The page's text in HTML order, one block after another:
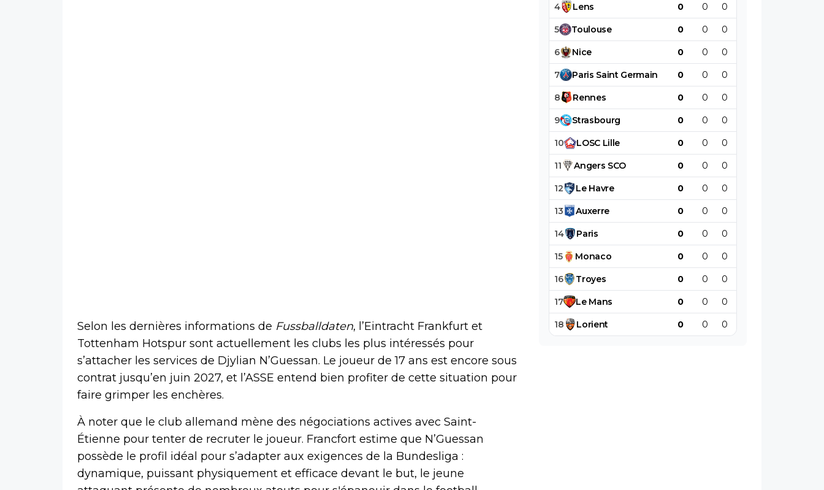
Selon les dernières informations de Fussballdaten, l’Eintracht Frankfurt et
Tottenham Hotspur sont actuellement les clubs les plus intéressés pour
s’attacher les services de Djylian N’Guessan. Le joueur de 17 ans est encore sous
contrat jusqu’en juin 2027, et l’ASSE entend bien profiter de cette situation pour
faire grimper les enchères.
À noter que le club allemand mène des négociations actives avec Saint-
Étienne pour tenter de recruter le joueur. Francfort estime que N’Guessan
possède le profil idéal pour s’adapter aux exigences de la Bundesliga :
dynamique, puissant physiquement et efficace devant le but, le jeune
4 Lens 0 0 0
5 Toulouse 0 0 0
6 Nice 0 0 0
7 Paris Saint Germain 0 0 0
8 Rennes 0 0 0
9 Strasbourg 0 0 0
10 LOSC Lille 0 0 0
11 Angers SCO 0 0 0
12 Le Havre 0 0 0
13 Auxerre 0 0 0
14 Paris 0 0 0
15 Monaco 0 0 0
16 Troyes 0 0 0
17 Le Mans 0 0 0
18 Lorient 0 0 0